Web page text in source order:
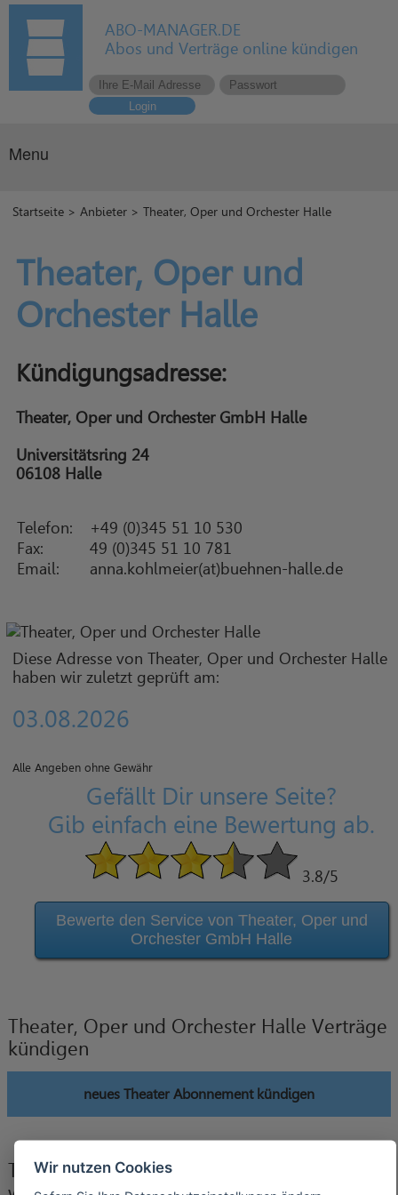
ABO-MANAGER.DE
Abos und Verträge online kündigen
Login
Menu
Startseite >Anbieter > Theater, Oper und Orchester Halle
Theater, Oper und
Orchester Halle
Kündigungsadresse:
Theater, Oper und Orchester GmbH Halle
Universitätsring 24
06108 Halle
Telefon:
+49 (0)345 51 10 530
Fax:
49 (0)345 51 10 781
Email:
anna.kohlmeier(at)buehnen-halle.de
Diese Adresse von Theater, Oper und Orchester Halle
haben wir zuletzt geprüft am:
03.08.2026
Alle Angeben ohne Gewähr
Gefällt Dir unsere Seite?
Gib einfach eine Bewertung ab.
3.8/5
Bewerte den Service von Theater, Oper und
Orchester GmbH Halle
Theater, Oper und Orchester Halle Verträge
kündigen
neues Theater Abonnement kündigen
Theater, Oper und Orchester Halle Verträge
Wir nutzen Cookies